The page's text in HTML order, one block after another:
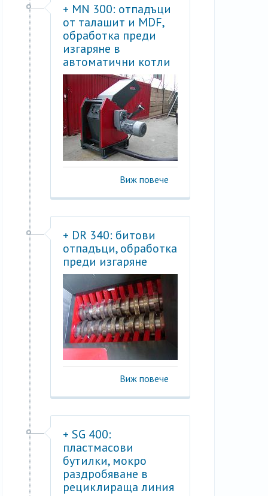
+ MN 300: отпадъци
от талашит и MDF,
обработка преди
изгаряне в
автоматични котли
Виж повече
+ DR 340: битови
отпадъци, обработка
преди изгаряне
Виж повече
+ SG 400:
пластмасови
бутилки, мокро
раздробяване в
рециклираща линия